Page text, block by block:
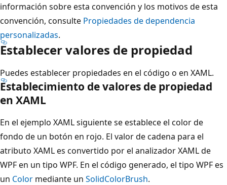
información sobre esta convención y los motivos de esta
convención, consulte Propiedades de dependencia
personalizadas.
Establecer valores de propiedad
Puedes establecer propiedades en el código o en XAML.
Establecimiento de valores de propiedad
en XAML
En el ejemplo XAML siguiente se establece el color de
fondo de un botón en rojo. El valor de cadena para el
atributo XAML es convertido por el analizador XAML de
WPF en un tipo WPF. En el código generado, el tipo WPF es
un Color mediante un SolidColorBrush.